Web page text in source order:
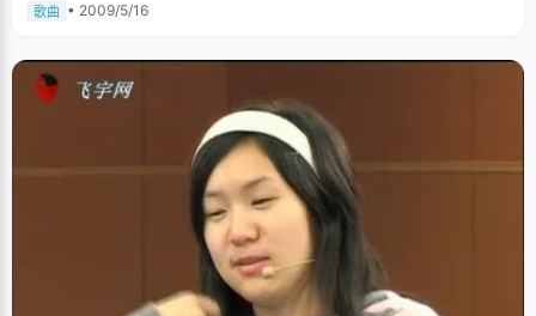
歌曲 • 2009/5/16